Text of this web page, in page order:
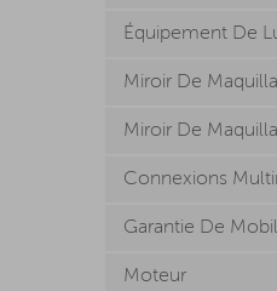
Équipement De
Miroir De
Miroir De
Connexions
Garantie De
Moteur